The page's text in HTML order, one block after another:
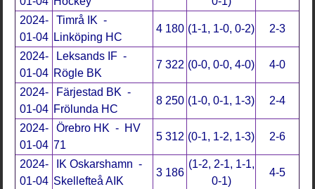
2024-
01-04
Timrå IK -
Linköping HC
4 180 (1-1, 1-0, 0-2) 2-3
2024-
01-04
Leksands IF -
Rögle BK
7 322 (0-0, 0-0, 4-0) 4-0
2024-
01-04
Färjestad BK -
Frölunda HC
8 250 (1-0, 0-1, 1-3) 2-4
2024-
01-04
Örebro HK - HV
71
5 312 (0-1, 1-2, 1-3) 2-6
2024-
01-04
IK Oskarshamn -
Skellefteå AIK
3 186
(1-2, 2-1, 1-1,
0-1)
4-5